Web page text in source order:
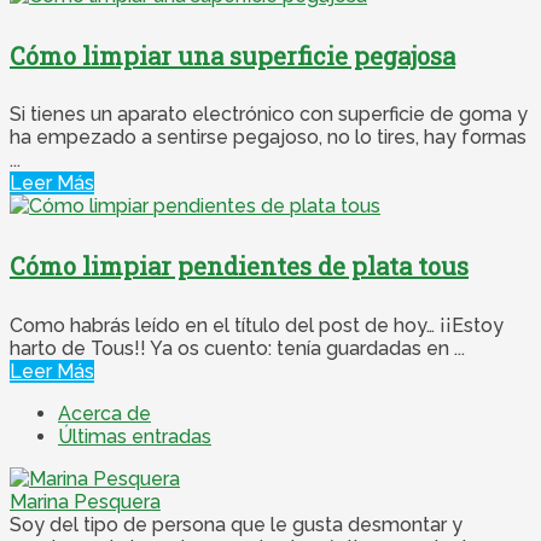
Cómo limpiar una superficie pegajosa
Si tienes un aparato electrónico con superficie de goma y
ha empezado a sentirse pegajoso, no lo tires, hay formas
...
Leer Más
Cómo limpiar pendientes de plata tous
Como habrás leído en el título del post de hoy… ¡¡Estoy
harto de Tous!! Ya os cuento: tenía guardadas en ...
Leer Más
Acerca de
Últimas entradas
Marina Pesquera
Soy del tipo de persona que le gusta desmontar y